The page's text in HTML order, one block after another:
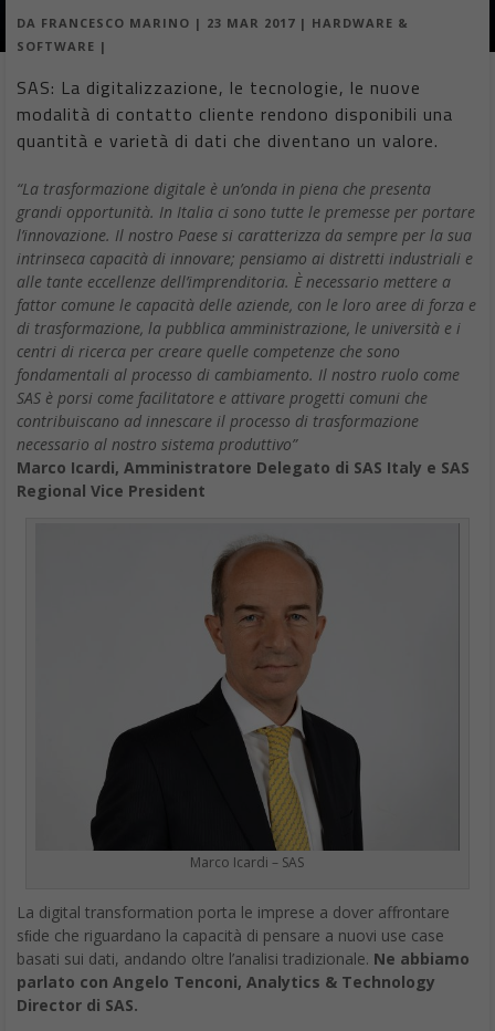
DA FRANCESCO MARINO | 23 MAR 2017 | HARDWARE &
SOFTWARE |
SAS: La digitalizzazione, le tecnologie, le nuove
modalità di contatto cliente rendono disponibili una
quantità e varietà di dati che diventano un valore.
“La trasformazione digitale è un’onda in piena che presenta
grandi opportunità. In Italia ci sono tutte le premesse per portare
l’innovazione. Il nostro Paese si caratterizza da sempre per la sua
intrinseca capacità di innovare; pensiamo ai distretti industriali e
alle tante eccellenze dell’imprenditoria. È necessario mettere a
fattor comune le capacità delle aziende, con le loro aree di forza e
di trasformazione, la pubblica amministrazione, le università e i
centri di ricerca per creare quelle competenze che sono
fondamentali al processo di cambiamento. Il nostro ruolo come
SAS è porsi come facilitatore e attivare progetti comuni che
contribuiscano ad innescare il processo di trasformazione
necessario al nostro sistema produttivo”
Marco Icardi, Amministratore Delegato di SAS Italy e SAS
Regional Vice President
Marco Icardi – SAS
La digital transformation porta le imprese a dover affrontare
sﬁde che riguardano la capacità di pensare a nuovi use case
basati sui dati, andando oltre l’analisi tradizionale. Ne abbiamo
parlato con Angelo Tenconi, Analytics & Technology
Director di SAS.